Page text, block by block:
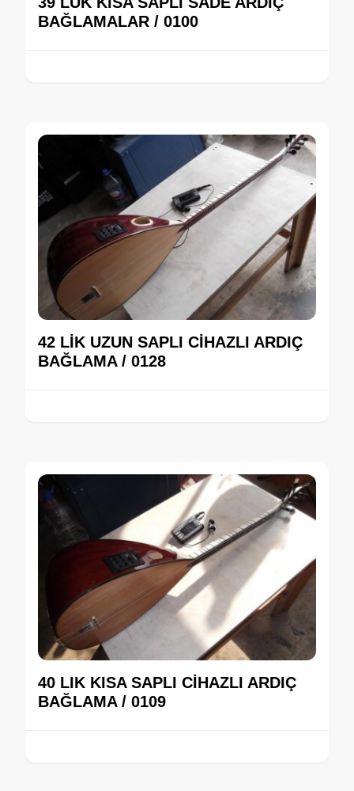
BAĞLAMALAR / 0100
42 LİK UZUN SAPLI CİHAZLI ARDIÇ
BAĞLAMA / 0128
40 LIK KISA SAPLI CİHAZLI ARDIÇ
BAĞLAMA / 0109